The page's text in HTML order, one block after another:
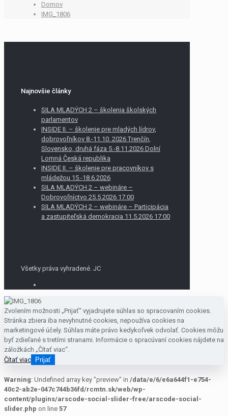
Domov
IMG_1806
Najnovšie články
SILA MLADÝCH 2 – školenia školských
parlamentov
INSIDE II. – školenie pre mladých lídrov,
dobrovoľníkov 8.-11.10. 2026 Trenčín,
Slovensko, druhá fáza 5.-8.11.2026 Dolní
Lomná Česká republika
INSIDE II. – školenie pre pracovníkov s
mládežou 15.-18.6.2026
SILA MLADÝCH 2 – webináre –
Dobrovoľníctvo 25.5.2026 17:00
SILA MLADÝCH 2 – webináre – Participácia
a zastupiteľská demokracia 11.5.2026 17:00
Všetky práva vyhradené. JC
Zvolením možnosti „Prijať“ vyjadrujete súhlas so spracovaním cookies.
Stránka zbiera iba nevyhnutné cookies, nepoužíva cookies na
marketingové účely. Súhlas máte právo kedykoľvek odvolať. Cookies môžu
byť zdieľané s tretími stranami. Informácie o spracúvaní cookies nájdete na
záložkách „Čítať viac“.
Čítať viac Prijať
Warning: Undefined array key "preview" in /data/e/6/e6a644f1-e754-
40c2-ab2e-047c744b36fd/rcmtn.sk/web/wp-
content/plugins/arscode-social-slider-free/arscode-social-
slider.php on line 57